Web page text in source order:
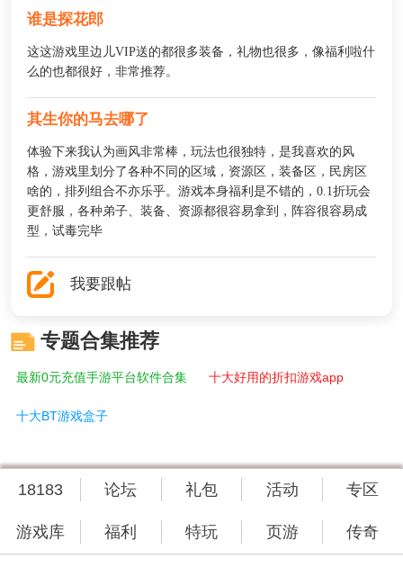
谁是探花郎
这这游戏里边儿VIP送的都很多装备，礼物也很多，像福利啦什
么的也都很好，非常推荐。
其生你的马去哪了
体验下来我认为画风非常棒，玩法也很独特，是我喜欢的风
格，游戏里划分了各种不同的区域，资源区，装备区，民房区
啥的，排列组合不亦乐乎。游戏本身福利是不错的，0.1折玩会
更舒服，各种弟子、装备、资源都很容易拿到，阵容很容易成
型，试毒完毕
我要跟帖
专题合集推荐
最新0元充值手游平台软件合集 十大好用的折扣游戏app
十大BT游戏盒子
18183 论坛 礼包 活动 专区
游戏库 福利 特玩 页游 传奇